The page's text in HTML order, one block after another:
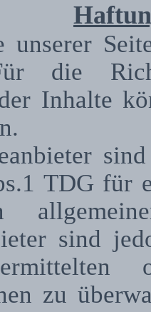
unserer
die
Inhalte
TDG für
sind
zu